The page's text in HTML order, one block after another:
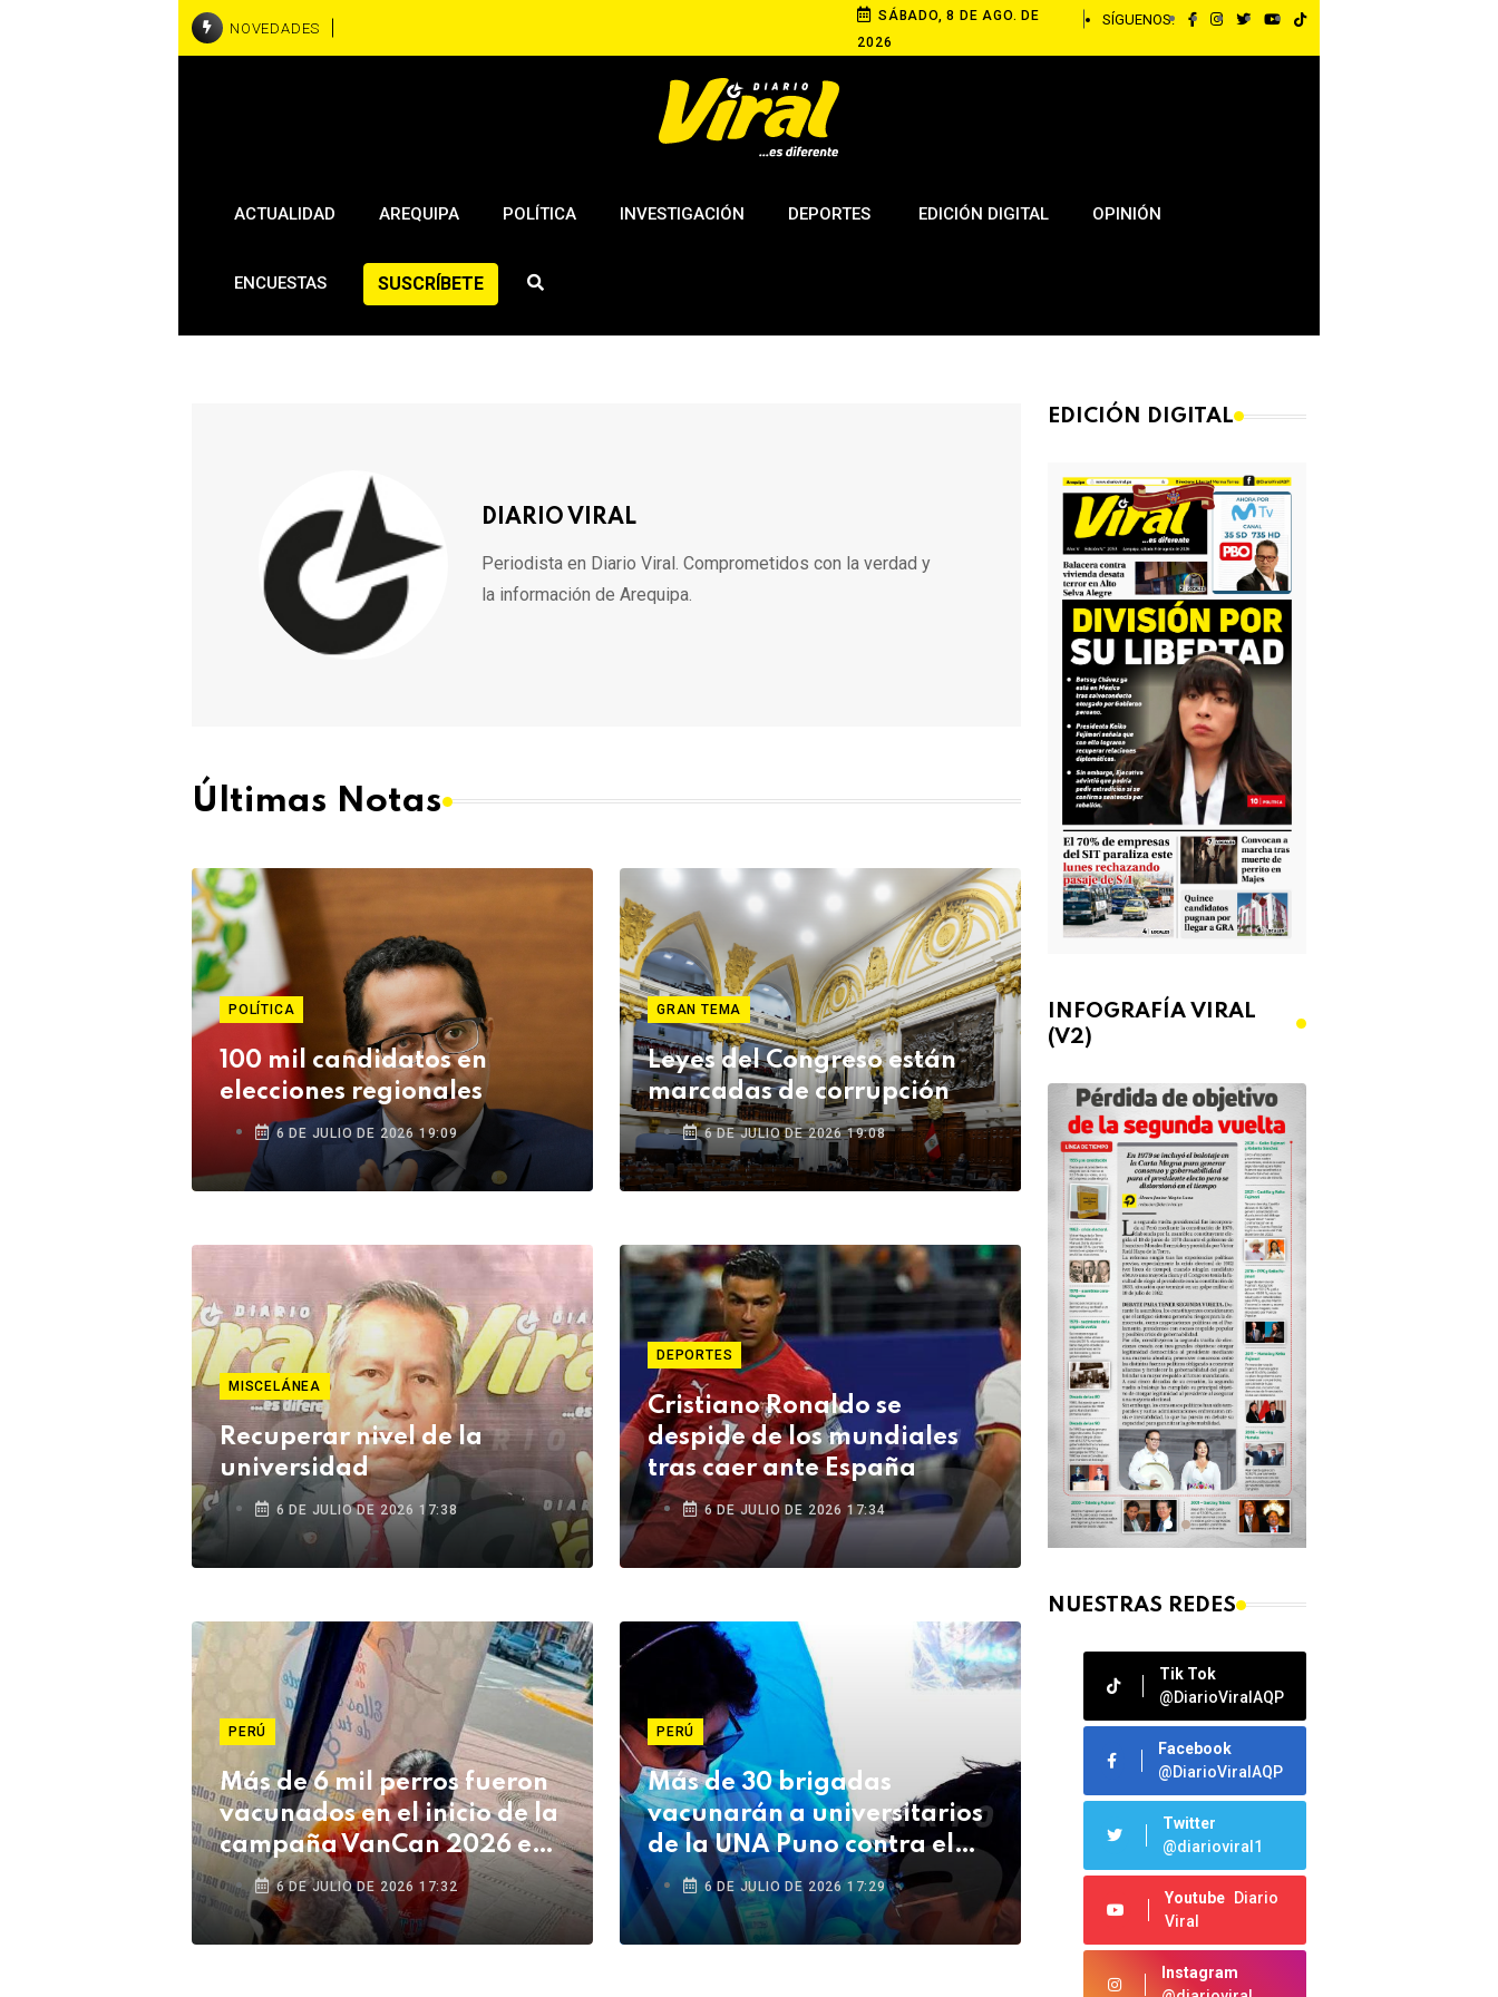
NOVEDADES
SÁBADO, 8 DE AGO. DE
2026
SÍGUENOS:
ACTUALIDAD AREQUIPA POLÍTICA INVESTIGACIÓN DEPORTES EDICIÓN DIGITAL OPINIÓN
ENCUESTAS SUSCRÍBETE
DIARIO VIRAL
Periodista en Diario Viral. Comprometidos con la verdad y
la información de Arequipa.
Últimas Notas
POLÍTICA
100 mil candidatos en
elecciones regionales
6 DE JULIO DE 2026 19:09
GRAN TEMA
Leyes del Congreso están
marcadas de corrupción
6 DE JULIO DE 2026 19:08
MISCELÁNEA
Recuperar nivel de la
universidad
6 DE JULIO DE 2026 17:38
DEPORTES
Cristiano Ronaldo se
despide de los mundiales
tras caer ante España
6 DE JULIO DE 2026 17:34
PERÚ
Más de 6 mil perros fueron
vacunados en el inicio de la
campaña VanCan 2026 en
Tacna6 DE JULIO DE 2026 17:32
PERÚ
Más de 30 brigadas
vacunarán a universitarios
de la UNA Puno contra el
sarampión
6 DE JULIO DE 2026 17:29
EDICIÓN DIGITAL
INFOGRAFÍA VIRAL
(V2)
NUESTRAS REDES
Tik Tok
@DiarioViralAQP
Facebook
@DiarioViralAQP
Twitter
@diarioviral1
Youtube
Diario
Viral
Instagram